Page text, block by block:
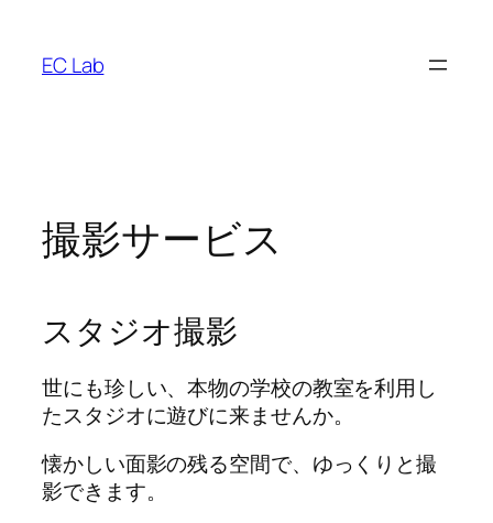
EC Lab
撮影サービス
スタジオ撮影
世にも珍しい、本物の学校の教室を利用し
たスタジオに遊びに来ませんか。
懐かしい面影の残る空間で、ゆっくりと撮
影できます。